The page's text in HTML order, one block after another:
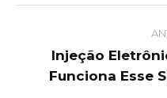
Injeção
Funciona Esse